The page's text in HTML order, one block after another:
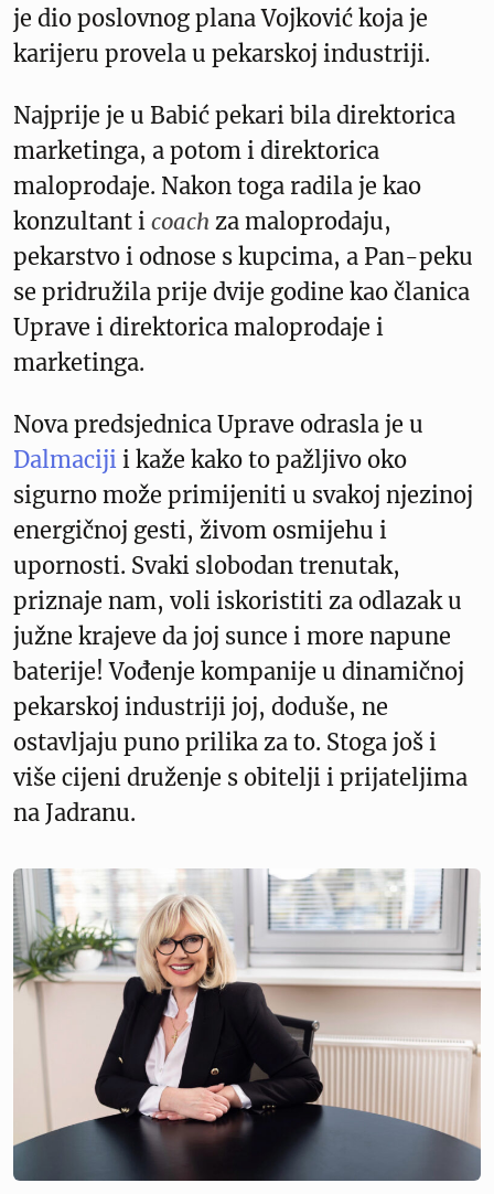
je dio poslovnog plana Vojković koja je
karijeru provela u pekarskoj industriji.
Najprije je u Babić pekari bila direktorica
marketinga, a potom i direktorica
maloprodaje. Nakon toga radila je kao
konzultant i coach za maloprodaju,
pekarstvo i odnose s kupcima, a Pan-peku
se pridružila prije dvije godine kao članica
Uprave i direktorica maloprodaje i
marketinga.
Nova predsjednica Uprave odrasla je u
Dalmaciji i kaže kako to pažljivo oko
sigurno može primijeniti u svakoj njezinoj
energičnoj gesti, živom osmijehu i
upornosti. Svaki slobodan trenutak,
priznaje nam, voli iskoristiti za odlazak u
južne krajeve da joj sunce i more napune
baterije! Vođenje kompanije u dinamičnoj
pekarskoj industriji joj, doduše, ne
ostavljaju puno prilika za to. Stoga još i
više cijeni druženje s obitelji i prijateljima
na Jadranu.